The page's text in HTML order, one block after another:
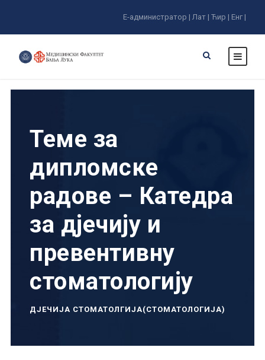
Е-администратор | Лат | Ћир | Енг |
Теме за
дипломске
радове – Катедра
за дјечију и
превентивну
стоматологију
ДЈЕЧИЈА СТОМАТОЛГИЈА(СТОМАТОЛОГИЈА)